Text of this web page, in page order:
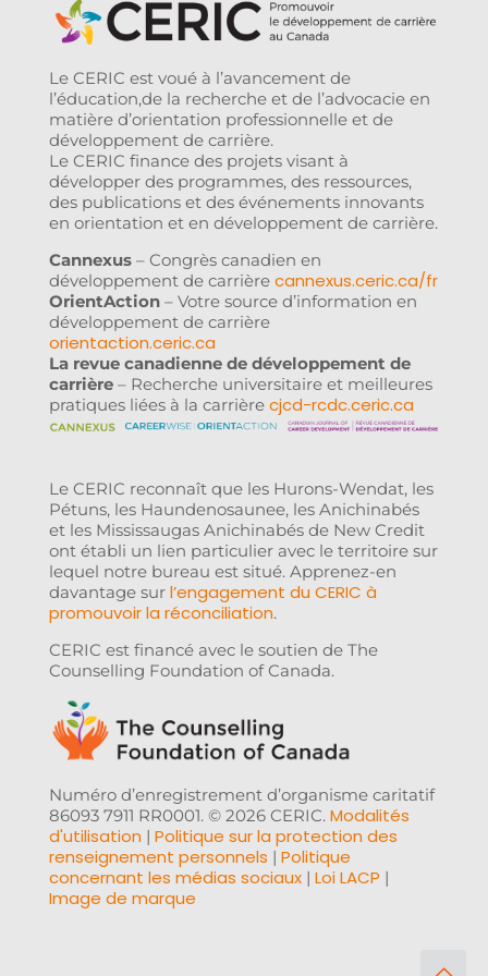
Le CERIC est voué à l’avancement de
l’éducation,de la recherche et de l’advocacie en
matière d’orientation professionnelle et de
développement de carrière.
Le CERIC finance des projets visant à
développer des programmes, des ressources,
des publications et des événements innovants
en orientation et en développement de carrière.
Cannexus – Congrès canadien en
développement de carrière cannexus.ceric.ca/fr
OrientAction – Votre source d’information en
développement de carrière
orientaction.ceric.ca
La revue canadienne de développement de
carrière – Recherche universitaire et meilleures
pratiques liées à la carrière cjcd-rcdc.ceric.ca
Le CERIC reconnaît que les Hurons-Wendat, les
Pétuns, les Haundenosaunee, les Anichinabés
et les Mississaugas Anichinabés de New Credit
ont établi un lien particulier avec le territoire sur
lequel notre bureau est situé. Apprenez-en
davantage sur l’engagement du CERIC à
promouvoir la réconciliation.
CERIC est financé avec le soutien de The
Counselling Foundation of Canada.
Numéro d’enregistrement d’organisme caritatif
86093 7911 RR0001. © 2026 CERIC. Modalités
d'utilisation | Politique sur la protection des
renseignement personnels | Politique
concernant les médias sociaux | Loi LACP |
Image de marque